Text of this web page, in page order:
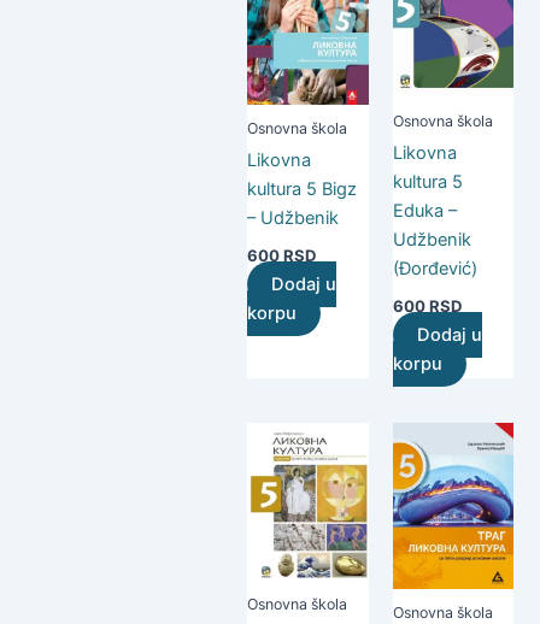
Osnovna škola
Likovna
kultura 5 Bigz
– Udžbenik
600RSD
Dodaj u
korpu
Osnovna škola
Likovna
kultura 5
Eduka –
Udžbenik
(Đorđević)
600RSD
Dodaj u
korpu
Osnovna škola Osnovna škola